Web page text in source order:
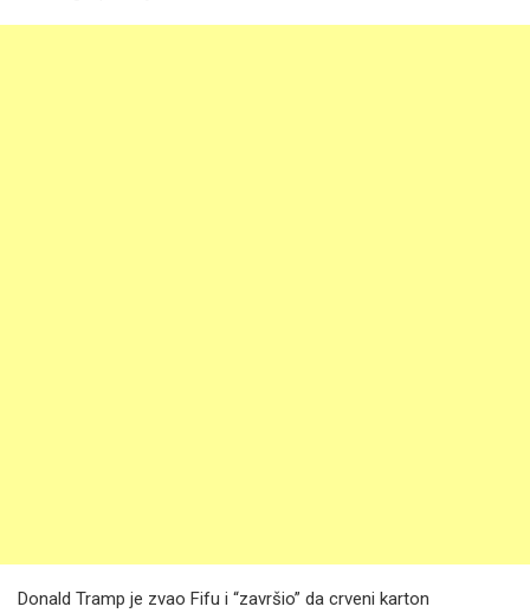
Donald Tramp je zvao Fifu i “završio” da crveni karton